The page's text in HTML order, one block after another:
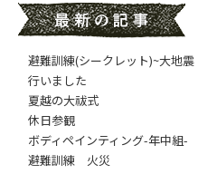
避難訓練(シークレット)~大地
行いました
夏越の大祓式
休日参観
ボディペインティング-年中組-
避難訓練 火災